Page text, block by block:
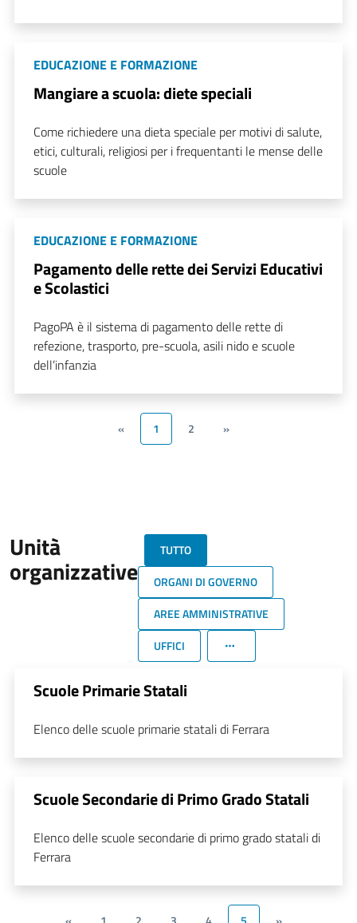
EDUCAZIONE E FORMAZIONE
Mangiare a scuola: diete speciali
Come richiedere una dieta speciale per motivi di salute,
etici, culturali, religiosi per i frequentanti le mense delle
scuole
EDUCAZIONE E FORMAZIONE
Pagamento delle rette dei Servizi Educativi
e Scolastici
PagoPA è il sistema di pagamento delle rette di
refezione, trasporto, pre-scuola, asili nido e scuole
dell’infanzia
« 1 2 »
Unità
organizzative
TUTTO
ORGANI DI GOVERNO
AREE AMMINISTRATIVE
UFFICI
Scuole Primarie Statali
Elenco delle scuole primarie statali di Ferrara
Scuole Secondarie di Primo Grado Statali
Elenco delle scuole secondarie di primo grado statali di
Ferrara